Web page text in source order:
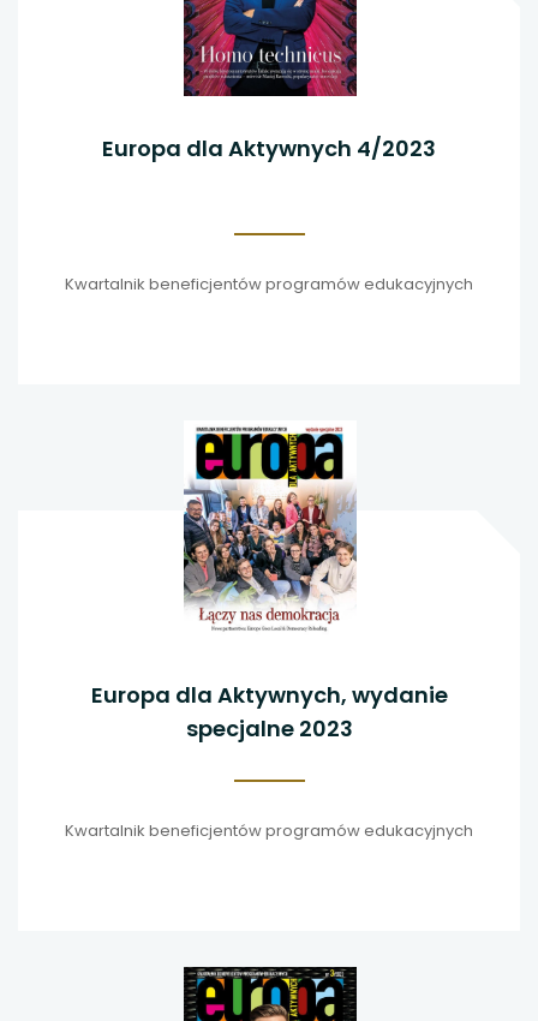
Europa dla Aktywnych 4/2023
Kwartalnik beneficjentów programów edukacyjnych
Europa dla Aktywnych, wydanie
specjalne 2023
Kwartalnik beneficjentów programów edukacyjnych